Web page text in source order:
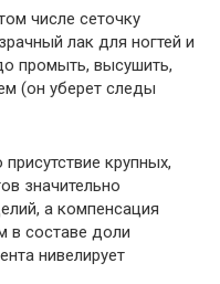
числе сеточку
лак для ногтей и
промыть, высушить,
(он уберет следы
крупных,
значительно
а компенсация
в составе доли
нивелирует